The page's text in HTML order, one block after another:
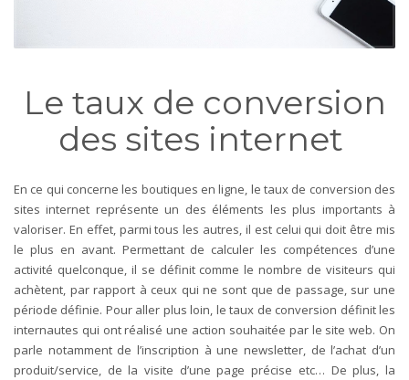
Le taux de conversion
des sites internet
En ce qui concerne les boutiques en ligne, le taux de conversion des
sites internet représente un des éléments les plus importants à
valoriser. En effet, parmi tous les autres, il est celui qui doit être mis
le plus en avant. Permettant de calculer les compétences d’une
activité quelconque, il se définit comme le nombre de visiteurs qui
achètent, par rapport à ceux qui ne sont que de passage, sur une
période définie. Pour aller plus loin, le taux de conversion définit les
internautes qui ont réalisé une action souhaitée par le site web. On
parle notamment de l’inscription à une newsletter, de l’achat d’un
produit/service, de la visite d’une page précise etc… De plus, la